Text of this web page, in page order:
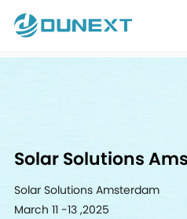
Solar Solutions
Solar Solutions Amsterdam
March 11 -13 ,2025